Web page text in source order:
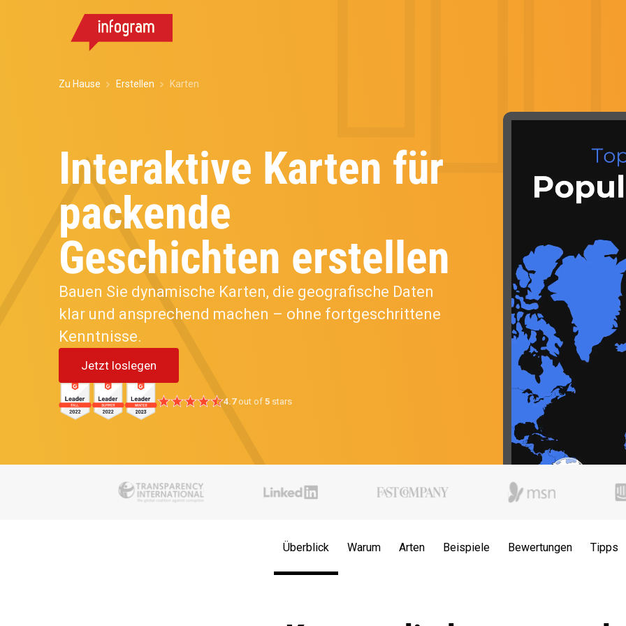
Zu Hause Erstellen Karten
Interaktive Karten für
packende
Geschichten erstellen
Bauen Sie dynamische Karten, die geografische Daten
klar und ansprechend machen – ohne fortgeschrittene
Kenntnisse.
Jetzt loslegen
4.7out of 5 stars
Überblick Warum Arten Beispiele Bewertungen Tipps